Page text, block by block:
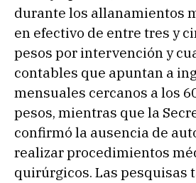
durante los allanamientos
en efectivo de entre tres y
pesos por intervención y
contables que apuntan a
mensuales cercanos a los
pesos, mientras que la
confirmó la ausencia de
realizar procedimientos
quirúrgicos. Las pesquisas